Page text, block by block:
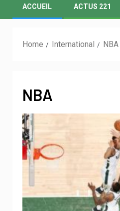
ACCUEIL ACTUS 221
Home International NBA
NBA